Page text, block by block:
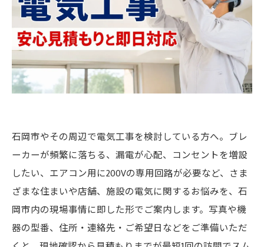
石岡市やその周辺で電気工事を検討している方へ。ブレ
ーカーが頻繁に落ちる、漏電が心配、コンセントを増設
したい、エアコン用に200Vの専用回路が必要など、さま
ざまな住まいや店舗、施設の電気に関するお悩みを、石
岡市内の現場事情に即した形でご案内します。写真や機
器の型番、住所・連絡先・ご希望日などをご準備いただ